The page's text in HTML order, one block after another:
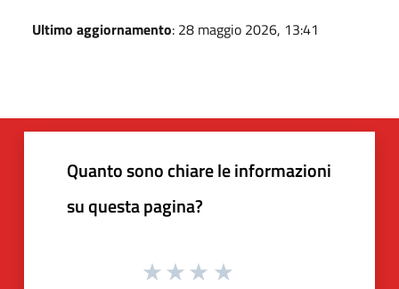
Ultimo aggiornamento: 28 maggio 2026, 13:41
Quanto sono chiare le informazioni
su questa pagina?